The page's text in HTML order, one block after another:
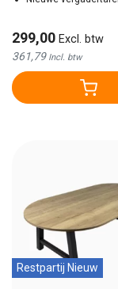
299,00 Excl. btw
361,79 Incl. btw
Restpartij Nieuw